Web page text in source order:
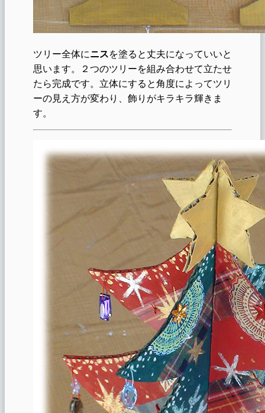
ツリー全体にニスを塗ると丈夫になっていいと
思います。２つのツリーを組み合わせて立たせ
たら完成です。立体にすると角度によってツリ
ーの見え方が変わり、飾りがキラキラ輝きま
す。